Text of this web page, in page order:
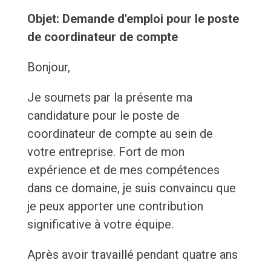
Objet: Demande d'emploi pour le poste
de coordinateur de compte
Bonjour,
Je soumets par la présente ma
candidature pour le poste de
coordinateur de compte au sein de
votre entreprise. Fort de mon
expérience et de mes compétences
dans ce domaine, je suis convaincu que
je peux apporter une contribution
significative à votre équipe.
Après avoir travaillé pendant quatre ans